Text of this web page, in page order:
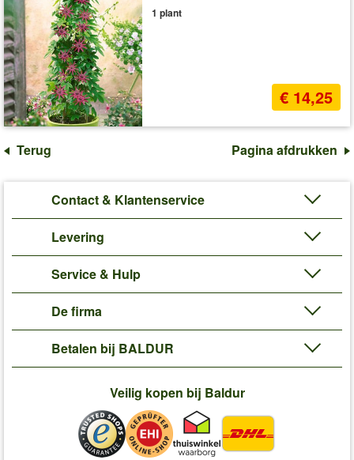
1 plant
€ 14,25
Terug Pagina afdrukken
Contact & Klantenservice
Levering
Service & Hulp
De firma
Betalen bij BALDUR
Veilig kopen bij Baldur